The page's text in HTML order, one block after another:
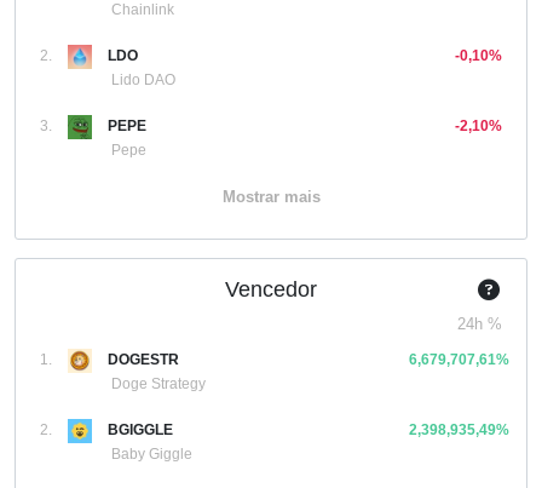
Chainlink
2.
LDO
Lido DAO
-0,10%
3.
PEPE
Pepe
-2,10%
Mostrar mais
Vencedor
24h %
1.
DOGESTR
Doge Strategy
6,679,707,61%
2.
BGIGGLE
Baby Giggle
2,398,935,49%